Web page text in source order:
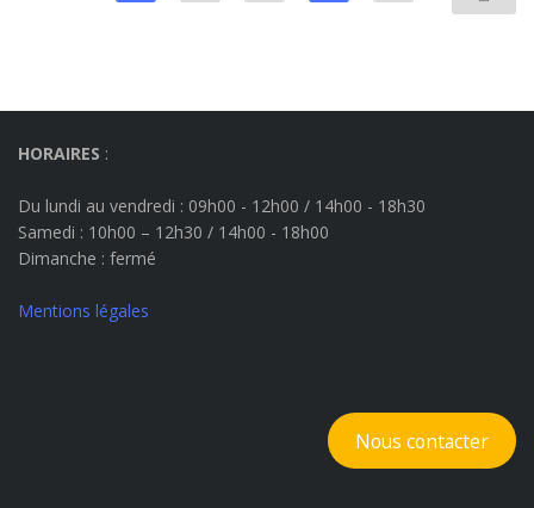
HORAIRES :
Du lundi au vendredi : 09h00 - 12h00 / 14h00 - 18h30
Samedi : 10h00 – 12h30 / 14h00 - 18h00
Dimanche : fermé
Mentions légales
Nous contacter